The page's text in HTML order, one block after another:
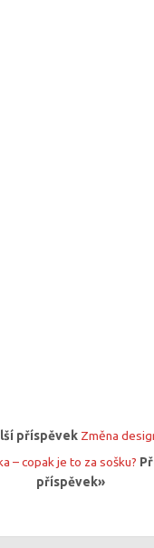
příspěvek Změna
– copak je to za sošku?
příspěvek»